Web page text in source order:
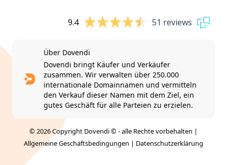
9.4 51 reviews
Über Dovendi
Dovendi bringt Käufer und Verkäufer
zusammen. Wir verwalten über 250.000
internationale Domainnamen und vermitteln
den Verkauf dieser Namen mit dem Ziel, ein
gutes Geschäft für alle Parteien zu erzielen.
© 2026 Copyright Dovendi © - alle Rechte vorbehalten |
Allgemeine Geschäftsbedingungen | Datenschutzerklärung